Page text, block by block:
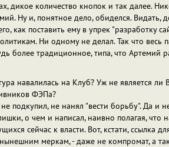
дикое количество кнопок и так далее.
Ну и, понятное дело, обиделся. Видать,
как поставить ему в упрек "разработку
Ни одному не делал. Так что
более традиционное, типа, что Артемий
навалилась на Клуб? Уж не является
ФЭПа?
подкупил, не нанял "вести борьбу". Да и
о чем и написал, наивно полагая, что
сейчас к власти. Вот, кстати, ссылка
меркам, - даже не компромат, а